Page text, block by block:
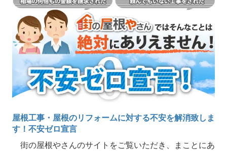
屋根工事・屋根のリフォームに対する不安を解消致しま
す！不安ゼロ宣言
街の屋根やさんのサイトをご覧いただき、まことにあ